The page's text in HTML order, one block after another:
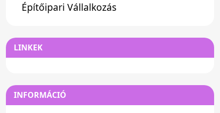
Építőipari Vállalkozás
LINKEK
INFORMÁCIÓ